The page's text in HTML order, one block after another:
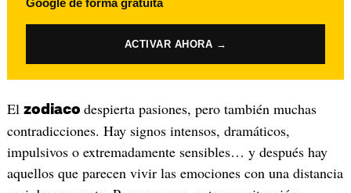
Google de forma gratuita
ACTIVAR AHORA →
El zodiaco despierta pasiones, pero también muchas
contradicciones. Hay signos intensos, dramáticos,
impulsivos o extremadamente sensibles… y después hay
aquellos que parecen vivir las emociones con una distancia